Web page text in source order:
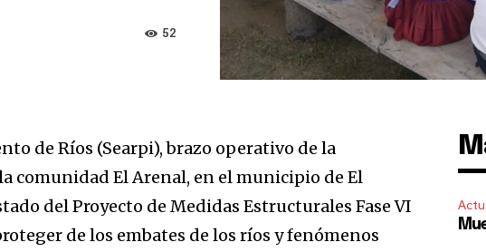
52
de Ríos (Searpi), brazo operativo de la
comunidad El Arenal, en el municipio de El
del Proyecto de Medidas Estructurales Fase VI
de los embates de los ríos y fenómenos